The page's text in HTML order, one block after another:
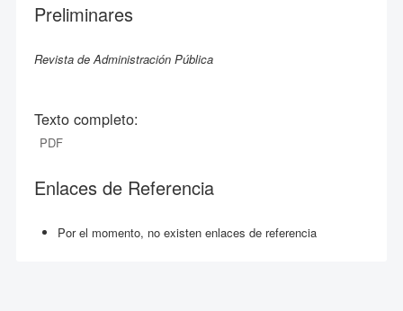
Preliminares
Revista de Administración Pública
Texto completo:
PDF
Enlaces de Referencia
Por el momento, no existen enlaces de referencia